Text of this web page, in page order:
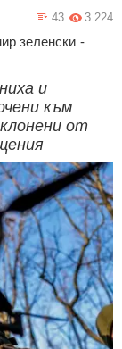
3 224
43
зеленски -
и
към
от